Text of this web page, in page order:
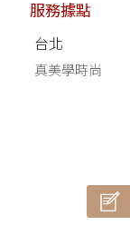
服務據點
台北
真美學時尚